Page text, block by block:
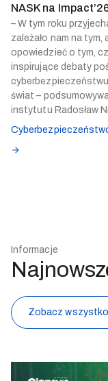
NASK na
– W tym roku
zależało nam na
opowiedzieć o tym,
inspirujące debaty
świat –
instytutu Radosław
Informacje
Zobacz wszystko